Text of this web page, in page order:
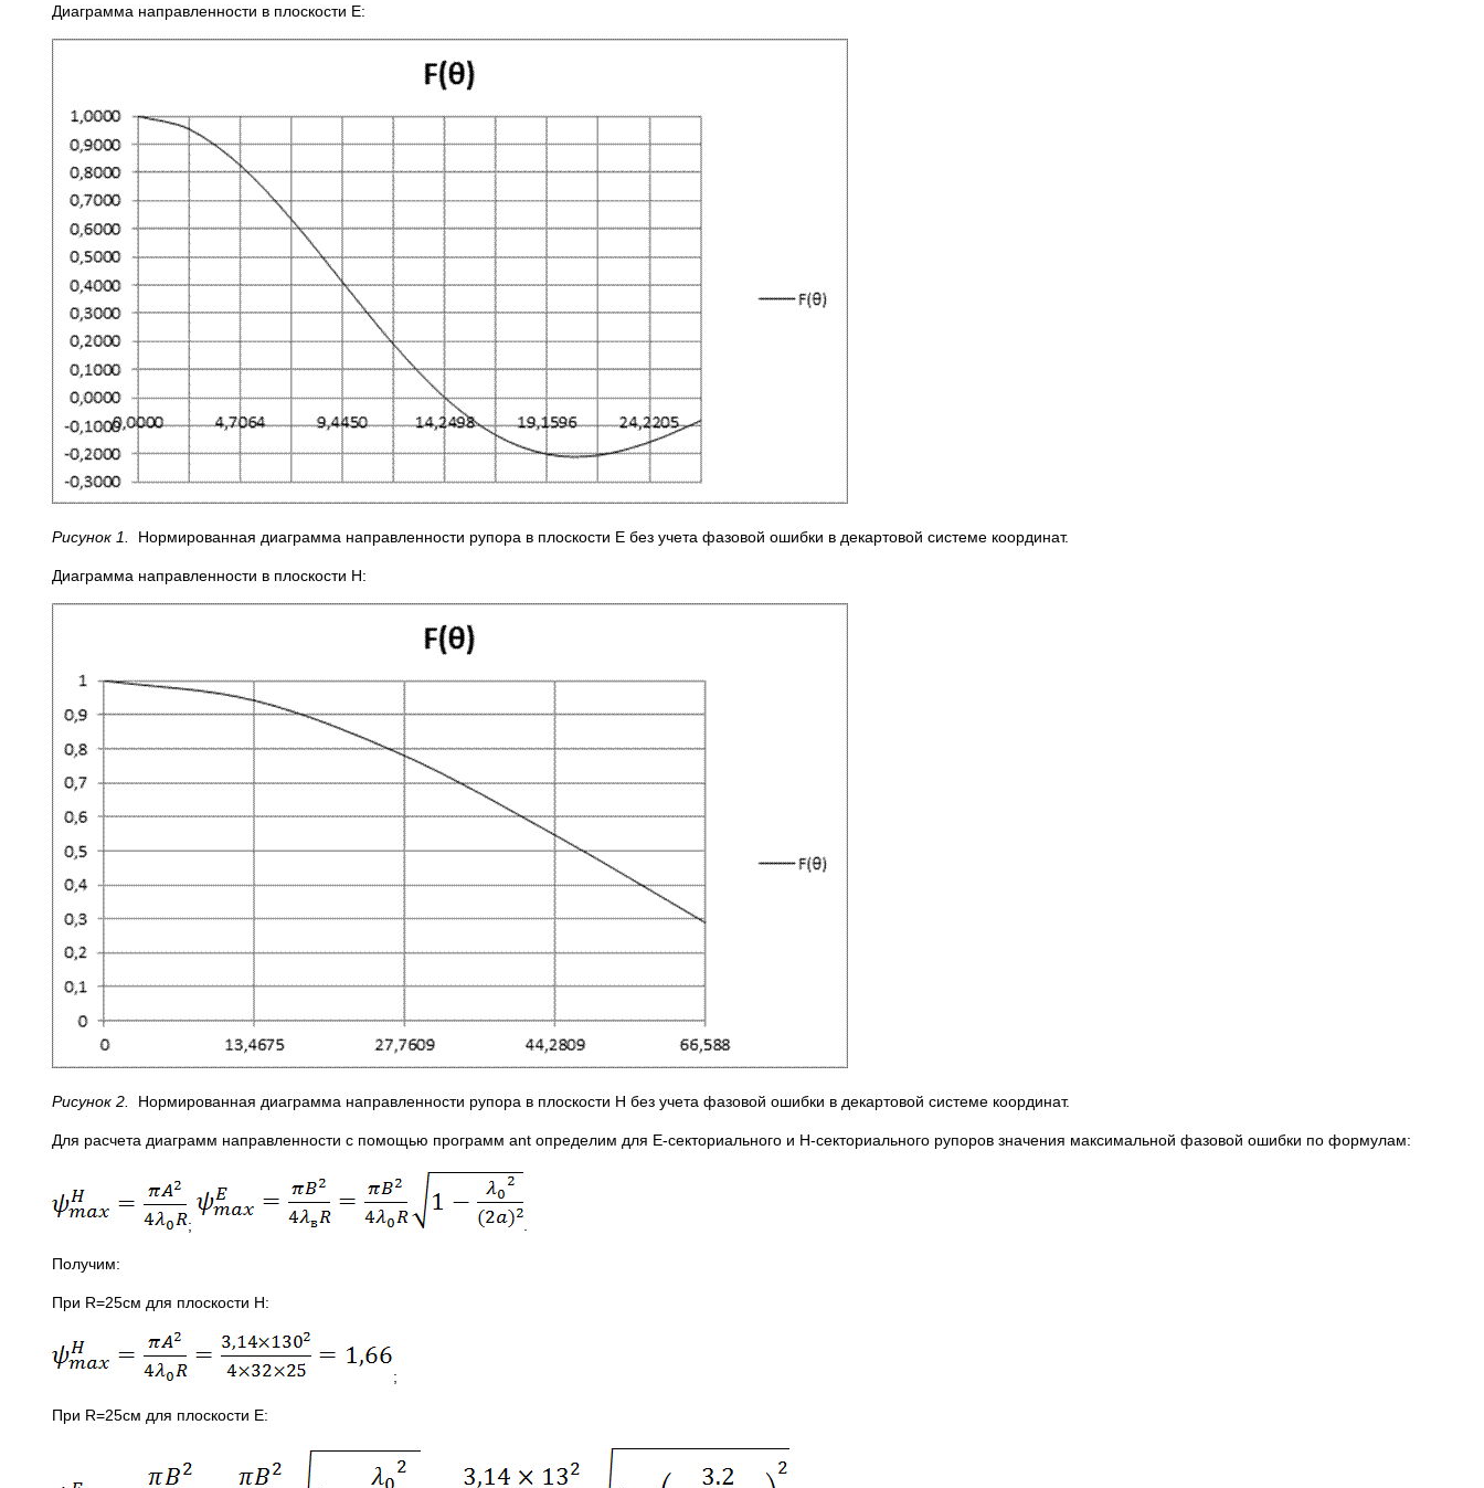
Диаграмма направленности в плоскости Е:
Рисунок 1. Нормированная диаграмма направленности рупора в плоскости Е без учета фазовой ошибки в декартовой системе координат.
Диаграмма направленности в плоскости Н:
Рисунок 2. Нормированная диаграмма направленности рупора в плоскости Н без учета фазовой ошибки в декартовой системе координат.
Для расчета диаграмм направленности с помощью программ ant определим для Е-секториального и Н-секториального рупоров значения максимальной фазовой ошибки по формулам:
;
Получим:
При R=25см для плоскости Н:
;
При R=25см для плоскости Е: